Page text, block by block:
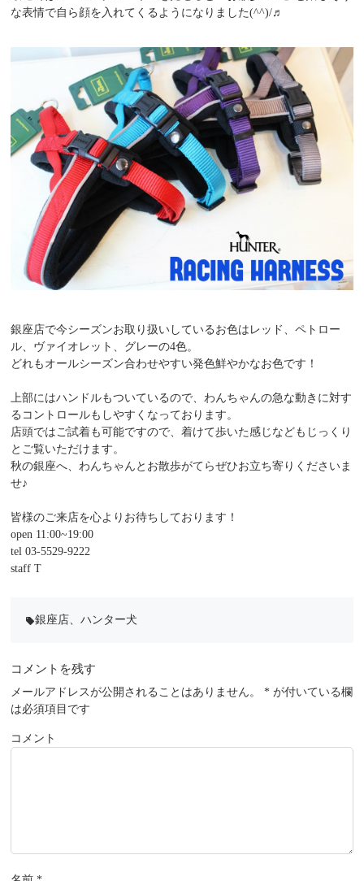
な表情で自ら顔を入れてくるようになりました(^^)/♬
銀座店で今シーズンお取り扱いしているお色はレッド、ペトロー
ル、ヴァイオレット、グレーの4色。
どれもオールシーズン合わせやすい発色鮮やかなお色です！
上部にはハンドルもついているので、わんちゃんの急な動きに対す
るコントロールもしやすくなっております。
店頭ではご試着も可能ですので、着けて歩いた感じなどもじっくり
とご覧いただけます。
秋の銀座へ、わんちゃんとお散歩がてらぜひお立ち寄りくださいま
せ♪
皆様のご来店を心よりお待ちしております！
open 11:00~19:00
tel 03-5529-9222
staff T
local_offer銀座店、ハンター犬
コメントを残す
メールアドレスが公開されることはありません。 * が付いている欄
は必須項目です
コメント